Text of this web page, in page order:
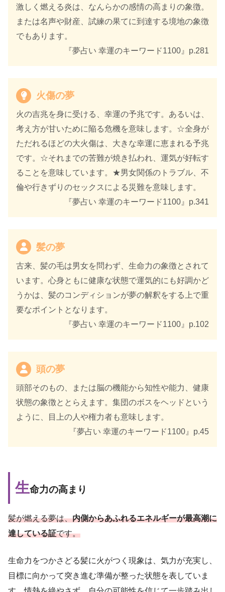
激しく燃える炎は、なんらかの感情の高まりの象徴。
または名声や財産、試練の果てに到達する境地の象徴
でもあります。
『夢占い 幸運のキーワード1100』p.281
火傷の夢
火の吉兆を身に受ける、幸運の予兆です。あるいは、
考え方が甘いために陥る危機を意味します。☆全身が
ただれるほどの大火傷は、大きな幸運に恵まれる予兆
です。☆それまでの苦難が焼き払われ、運気が好転す
ることを意味しています。★男女関係のトラブル、不
倫や行きずりのセックスによる災難を意味します。
『夢占い 幸運のキーワード1100』p.341
髪の夢
古来、髪の毛は男女を問わず、生命力の象徴とされて
います。心身ともに健康な状態で運気的にも好調かど
うかは、髪のコンディションが夢の解釈をする上で重
要なポイントとなります。
『夢占い 幸運のキーワード1100』p.102
頭の夢
頭部そのもの、または脳の機能から知性や能力、健康
状態の象徴ととらえます。集団のボスをヘッドという
ように、目上の人や権力者も意味します。
『夢占い 幸運のキーワード1100』p.45
生命力の高まり
髪が燃える夢は、内側からあふれるエネルギーが最高潮に
達している証です。
生命力をつかさどる髪に火がつく現象は、気力が充実し、
目標に向かって突き進む準備が整った状態を表していま